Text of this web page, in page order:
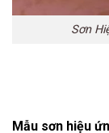
Sơn
Mẫu sơn hiệu